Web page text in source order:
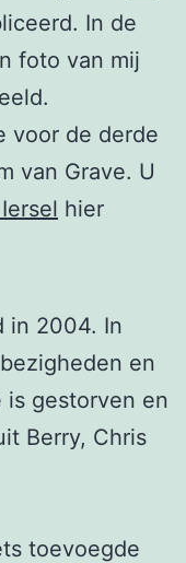
In de
foto van mij
voor de derde
van Grave. U
hier
in 2004. In
en
is gestorven en
Berry, Chris
toevoegde